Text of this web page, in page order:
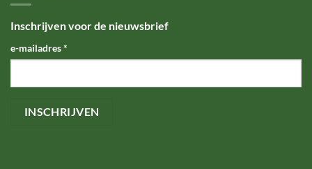
Inschrijven voor de nieuwsbrief
e-mailadres*